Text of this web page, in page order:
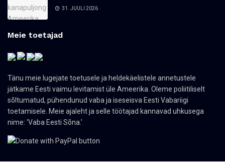
31. JUULI 2026
Meie toetajad
Tänu meie lugejate toetusele ja heldekäelistele annetustele
jätkame Eesti vaimu levitamist üle Ameerika. Oleme poliitiliselt
sõltumatud, pühendunud vaba ja iseseisva Eesti Vabariigi
toetamisele. Meie ajaleht ja selle töötajad kannavad uhkusega
nime: 'Vaba Eesti Sõna.'